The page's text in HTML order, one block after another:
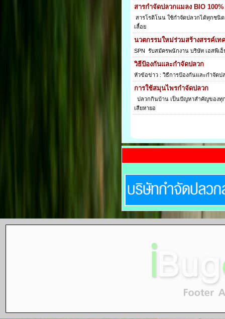
สารกำจัดปลวกแมลง BIO 100%
สารโรติโนน ใช้กำจัดปลวกได้ทุกชนิ
เลื้อย
นวตกรรมใหม่ร่วมสร้างสรรค์เท
SPN รับสมัครพนักงาน บริษัท เอสพีเ
วิธีป้องกันและกำจัดปลวก
หัวข้อข่าว : วิธีการป้องกันและกำจัด
การใช้สมุนไพรกำจัดปลวก
ปลวกกินบ้าน เป็นปัญหาสำคัญของทุ
เสียหายอ